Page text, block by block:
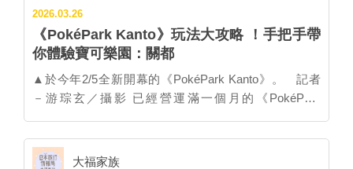
地球鐵道壁畫有點可惜。 ▼花卷溫泉紅葉館〜3館溫泉
都能泡▼ 這次入住的花卷溫泉紅葉館是3棟相連的飯
店，分別是紅葉館/花卷飯店/千秋閣。朋友一聽到我去
到大廳就有迎賓飲料區，接待人員很親切，這飯店我覺
得最大的特色就是不管你住哪間，三館的溫泉都可以去
泡。 我每個溫泉都去看過，我泡溫泉的慣例是晚餐前、
睡前、早餐前，最推：紅葉館B1>花卷飯店1F>花卷飯
店2F，千秋閣沒有露天溫泉我pass。花卷飯店1樓是庭
榔子染」色調，營造出跨越時空的摩登質感。設計師川
西康之以「日本四季花草」為題，列車內裝配備有360
度旋轉的獨立座椅與寬敞包廂。 ▲京都工匠手縫的「御
手玉(沙包)座墊」。 圖：JR西日本台灣推廣事務所／
提供 細節處更處處透著匠心：從京都工匠手縫的「御手
日本的極致工藝。 ▲2號車廂沙龍區推出「廣島神樂」
2026.03.26
《PokéPark Kanto》玩法大攻略 ！手把手帶
你體驗寶可樂園：關都
▲於今年2/5全新開幕的《PokéPark Kanto》。 記者
－游琮玄／攝影 已經營運滿一個月的《PokéPark
際走訪後的重點，從購票方式、入場規則到遊玩順序與
必買周邊，讓你第一次去就能玩得心滿意足。 首先有以
大福家族